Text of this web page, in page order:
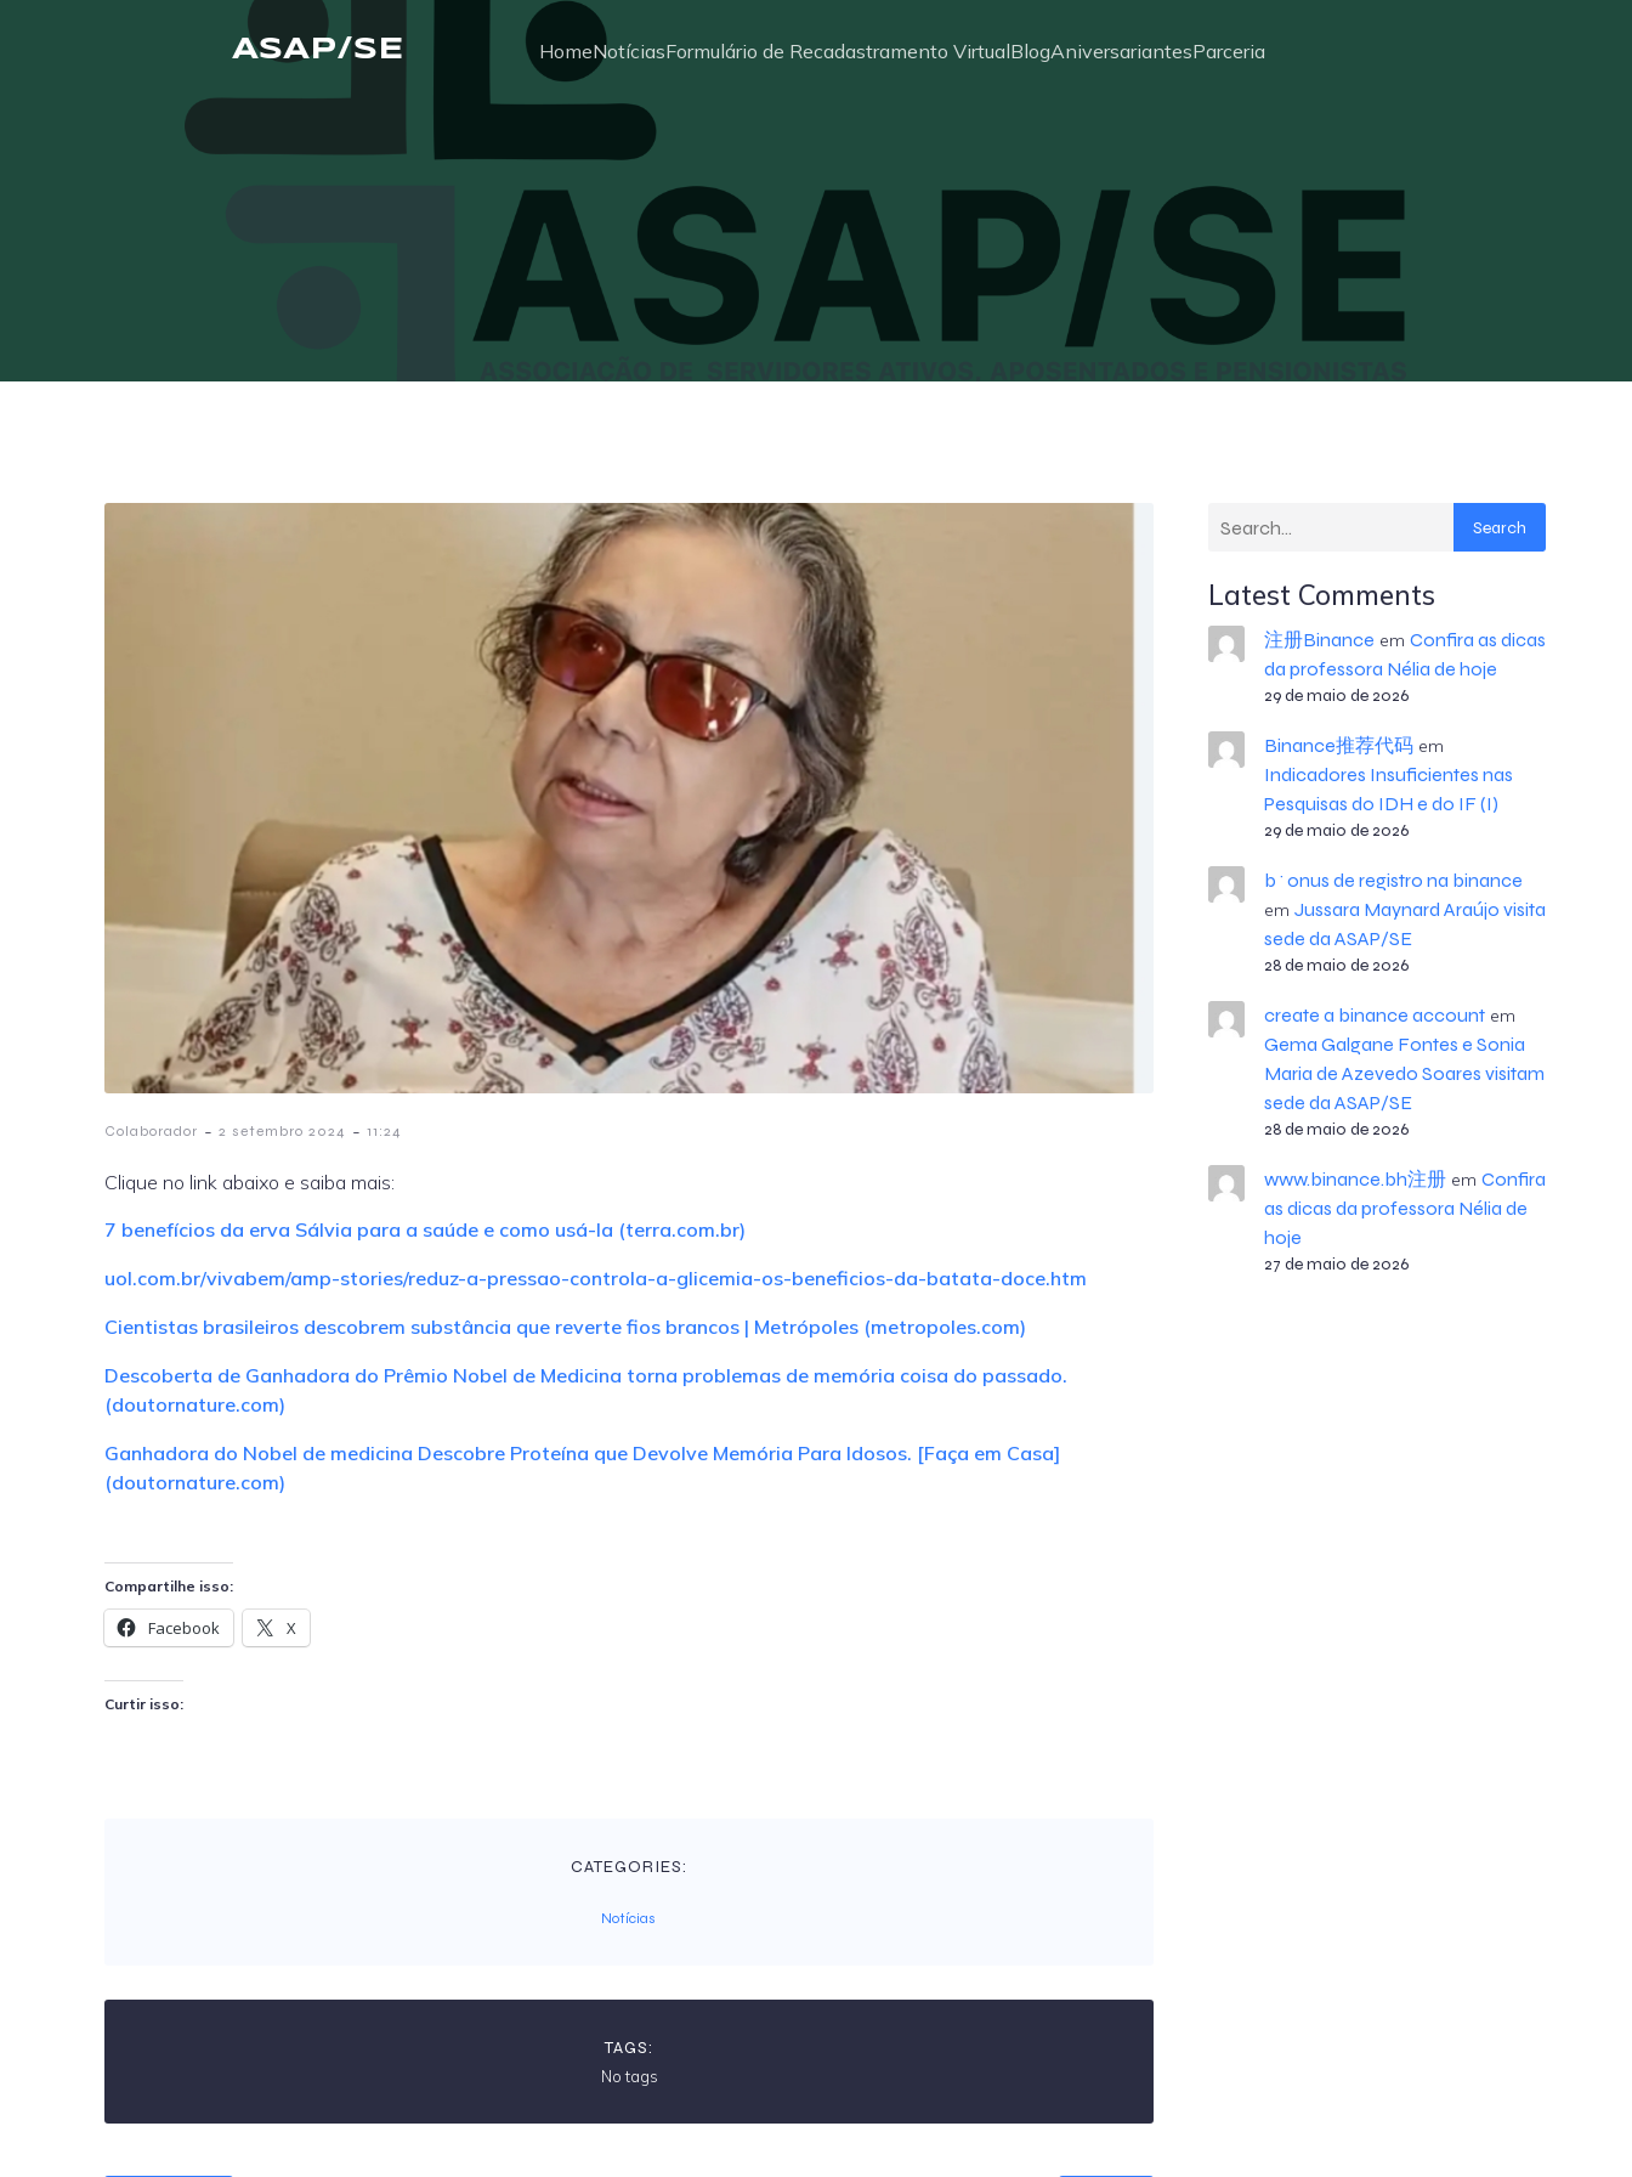
ASAP/SE HomeNotíciasFormulário de Recadastramento VirtualBlogAniversariantesParceria
Colaborador - 2 setembro 2024 - 11:24
Clique no link abaixo e saiba mais:
7 benefícios da erva Sálvia para a saúde e como usá-la (terra.com.br)
uol.com.br/vivabem/amp-stories/reduz-a-pressao-controla-a-glicemia-os-beneficios-da-batata-doce.htm
Cientistas brasileiros descobrem substância que reverte fios brancos | Metrópoles (metropoles.com)
Descoberta de Ganhadora do Prêmio Nobel de Medicina torna problemas de memória coisa do passado.
(doutornature.com)
Ganhadora do Nobel de medicina Descobre Proteína que Devolve Memória Para Idosos. [Faça em Casa]
(doutornature.com)
Compartilhe isso:
Facebook X
Curtir isso:
CATEGORIES:
Notícias
TAGS:
No tags
Search
Latest Comments
注册Binance em Confira as dicas
da professora Nélia de hoje
29 de maio de 2026
Binance推荐代码em
Indicadores Insuficientes nas
Pesquisas do IDH e do IF (I)
29 de maio de 2026
b^onus de registro na binance
em Jussara Maynard Araújo visita
sede da ASAP/SE
28 de maio de 2026
create a binance accountem
Gema Galgane Fontes e Sonia
Maria de Azevedo Soares visitam
sede da ASAP/SE
28 de maio de 2026
www.binance.bh注册em Confira
as dicas da professora Nélia de
hoje
27 de maio de 2026